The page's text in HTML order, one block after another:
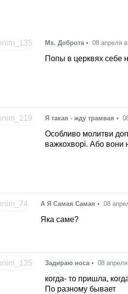
Ms. Доброта • 08 апреля
Попы в церквях себе
Я такая - жду трамвая •
Особливо молитви
важкохворі. Або вони
А Я Самая Самая • 08
Яка саме?
Задираю носа • 08
когда- то пришла,
По разному бывает